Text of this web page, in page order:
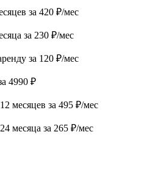
за 420 ₽/мес
за 230 ₽/мес
за 120 ₽/мес
4990 ₽
месяцев за 495 ₽/мес
месяца за 265 ₽/мес